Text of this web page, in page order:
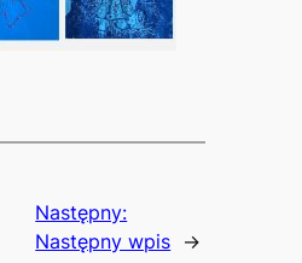
Następny:
Następny wpis →